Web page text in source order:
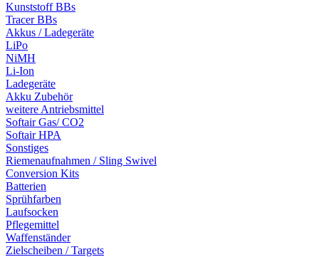
Kunststoff BBs
Tracer BBs
Akkus / Ladegeräte
LiPo
NiMH
Li-Ion
Ladegeräte
Akku Zubehör
weitere Antriebsmittel
Softair Gas/ CO2
Softair HPA
Sonstiges
Riemenaufnahmen / Sling Swivel
Conversion Kits
Batterien
Sprühfarben
Laufsocken
Pflegemittel
Waffenständer
Zielscheiben / Targets